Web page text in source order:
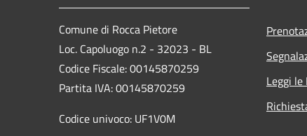
Comune di Rocca Pietore
Loc. Capoluogo n.2 - 32023 - BL
Codice Fiscale: 00145870259
Partita IVA: 00145870259
Codice univoco: UF1V0M
Leggi le